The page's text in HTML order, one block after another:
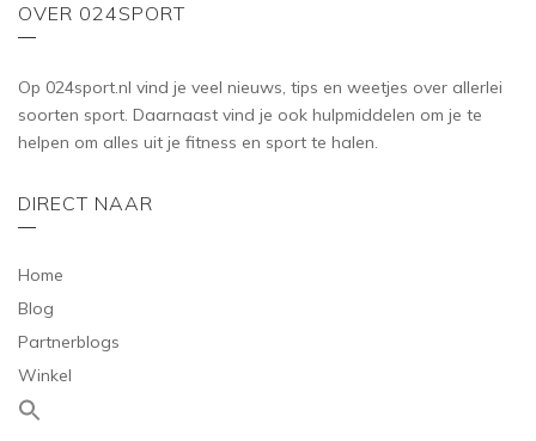
OVER 024SPORT
Op 024sport.nl vind je veel nieuws, tips en weetjes over allerlei
soorten sport. Daarnaast vind je ook hulpmiddelen om je te
helpen om alles uit je fitness en sport te halen.
DIRECT NAAR
Home
Blog
Partnerblogs
Winkel